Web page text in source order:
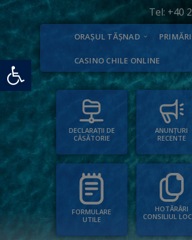
Deschide bara de unelte
Tel: +40
ORAȘUL TĂȘNAD
CASINO CHILE ONLINE
DECLARAȚII DE
CĂSĂTORIE
ANUNȚURI
RECENTE
FORMULARE
UTILE
HOTĂRÂRI
CONSILIUL